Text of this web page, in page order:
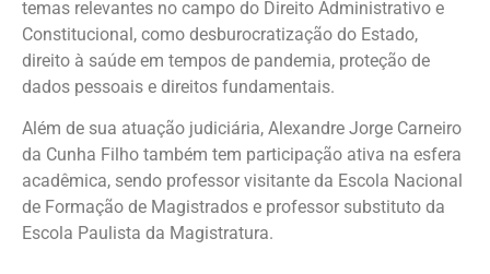
temas relevantes no campo do Direito Administrativo e
Constitucional, como desburocratização do Estado,
direito à saúde em tempos de pandemia, proteção de
dados pessoais e direitos fundamentais.
Além de sua atuação judiciária, Alexandre Jorge Carneiro
da Cunha Filho também tem participação ativa na esfera
acadêmica, sendo professor visitante da Escola Nacional
de Formação de Magistrados e professor substituto da
Escola Paulista da Magistratura.